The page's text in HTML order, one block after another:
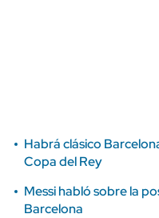
Habrá clásico
Copa del Rey
Messi habló sobre la
Barcelona